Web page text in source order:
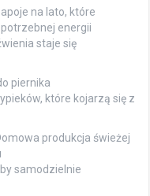
na lato, które
energii
staje się
piernika
które kojarzą się z
produkcja świeżej
samodzielnie